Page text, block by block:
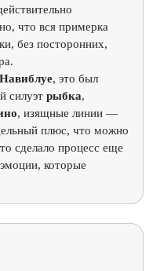
что вся примерка
без посторонних,
Навиблуе, это был
силуэт рыбка,
, изящные линии —
плюс, что можно
сделало процесс еще
которые